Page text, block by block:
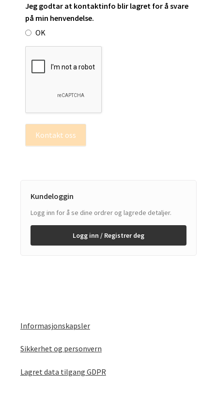
Jeg godtar at kontaktinfo blir lagret for å svare
på min henvendelse.
OK
Kontakt oss
Kundeloggin
Logg inn for å se dine ordrer og lagrede detaljer.
Logg inn / Registrer deg
Informasjonskapsler
Sikkerhet og personvern
Lagret data tilgang GDPR